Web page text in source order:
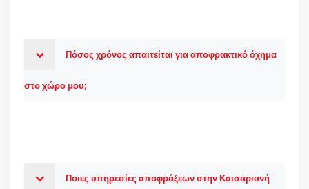
Πόσος χρόνος απαιτείται για αποφρακτικό όχημα
στο χώρο μου;
Ποιες υπηρεσίες αποφράξεων στην Καισαριανή